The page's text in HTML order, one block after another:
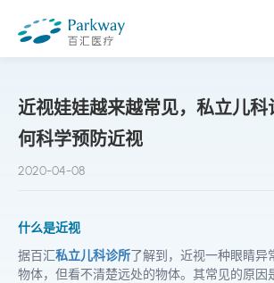
近视娃娃越来越常见，私立儿
何科学预防近视
2020-04-08
什么是近视
据百汇私立儿科诊所了解到，近视一种眼睛异
物体，但看不清楚远处的物体。其常见的原因